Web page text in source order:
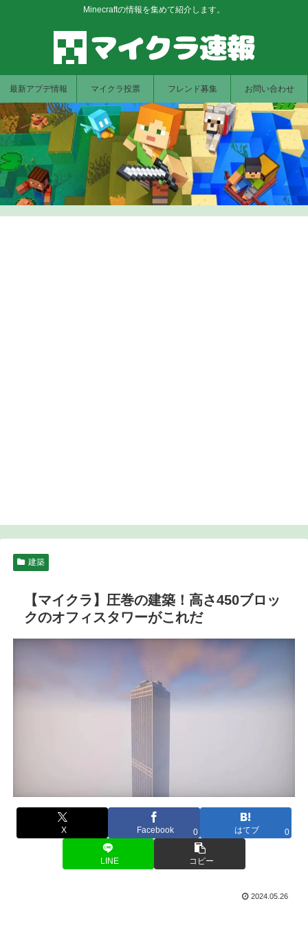
Minecraftの情報を集めて紹介します。
最新アプデ情報 マイクラ投票 フレンド募集 お問い合わせ
建築
【マイクラ】圧巻の建築！高さ450ブロッ
クのオフィスタワーがこれだ
X Facebook 0 はてブ 0
LINE コピー
2024.05.26